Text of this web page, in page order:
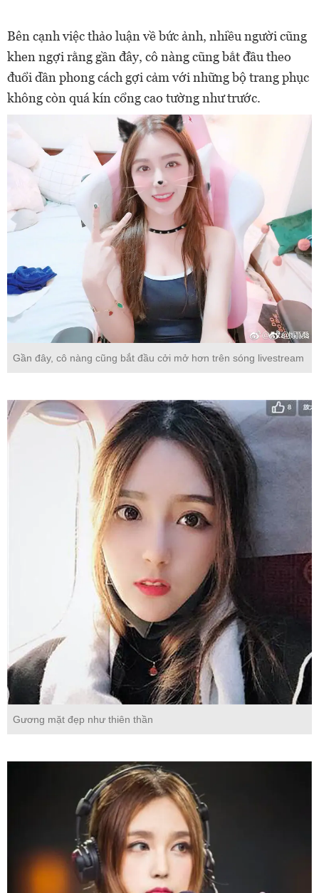
Bên cạnh việc thảo luận về bức ảnh, nhiều người cũng
khen ngợi rằng gần đây, cô nàng cũng bắt đầu theo
đuổi dần phong cách gợi cảm với những bộ trang phục
không còn quá kín cổng cao tường như trước.
Gần đây, cô nàng cũng bắt đầu cởi mở hơn trên sóng livestream
Gương mặt đẹp như thiên thần